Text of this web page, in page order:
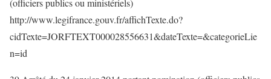
(officiers publics ou ministériels)
http://www.legifrance.gouv.fr/affichTexte.do?
cidTexte=JORFTEXT000028556631&dateTexte=&categorieLie
n=id